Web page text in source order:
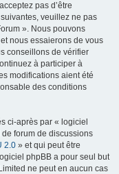
pas d’être
veuillez ne pas
». Nous pouvons
nous essaierons de vous
conseillons de vérifier
à participer à
modifications aient été
des conditions
ci-après par « logiciel
forum de discussions
2.0 » et qui peut être
phpBB a pour seul but
ne peut en aucun cas